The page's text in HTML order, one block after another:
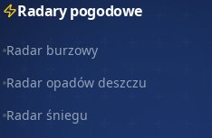
Radary pogodowe
Radar burzowy
Radar opadów deszczu
Radar śniegu